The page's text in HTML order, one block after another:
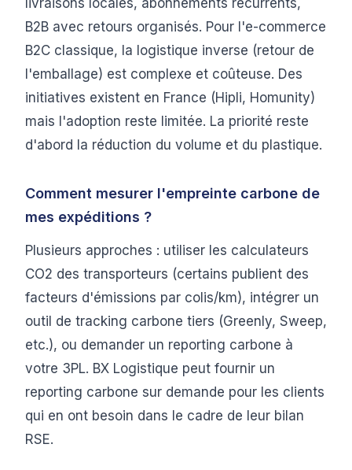
livraisons locales, abonnements récurrents,
B2B avec retours organisés. Pour l'e-commerce
B2C classique, la logistique inverse (retour de
l'emballage) est complexe et coûteuse. Des
initiatives existent en France (Hipli, Homunity)
mais l'adoption reste limitée. La priorité reste
d'abord la réduction du volume et du plastique.
Comment mesurer l'empreinte carbone de
mes expéditions ?
Plusieurs approches : utiliser les calculateurs
CO2 des transporteurs (certains publient des
facteurs d'émissions par colis/km), intégrer un
outil de tracking carbone tiers (Greenly, Sweep,
etc.), ou demander un reporting carbone à
votre 3PL. BX Logistique peut fournir un
reporting carbone sur demande pour les clients
qui en ont besoin dans le cadre de leur bilan
RSE.